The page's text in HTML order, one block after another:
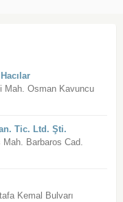
Mah. Osman Kavuncu
Tic. Ltd. Şti.
Barbaros Cad.
Kemal Bulvarı